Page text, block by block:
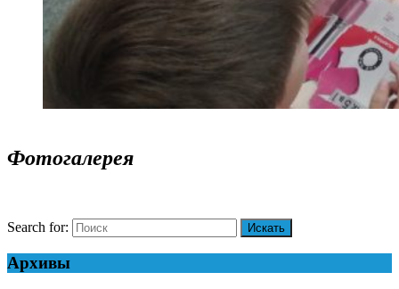
Фотогалерея
Search for:
Архивы